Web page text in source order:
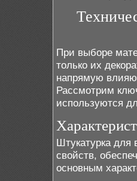
При выборе
только их
напрямую
Рассмотрим
используются
Штукатурка для
свойств,
основным